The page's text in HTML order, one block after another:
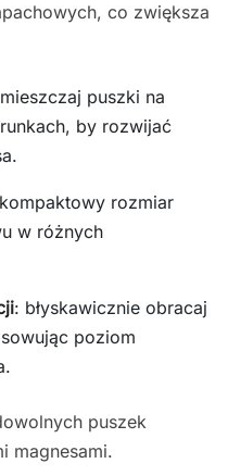
co zwiększa
puszki na
by rozwijać
rozmiar
w różnych
: błyskawicznie obracaj
poziom
puszek
magnesami.